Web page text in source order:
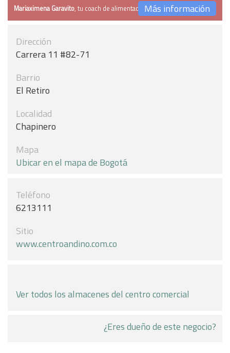
Mariaximena Garavito, tu coach de alimentaciónMás información
Dirección
Carrera 11 #82-71
Barrio
El Retiro
Localidad
Chapinero
Mapa
Ubicar en el mapa de Bogotá
Teléfono
6213111
Sitio
www.centroandino.com.co
Ver todos los almacenes del centro comercial
¿Eres dueño de este negocio?